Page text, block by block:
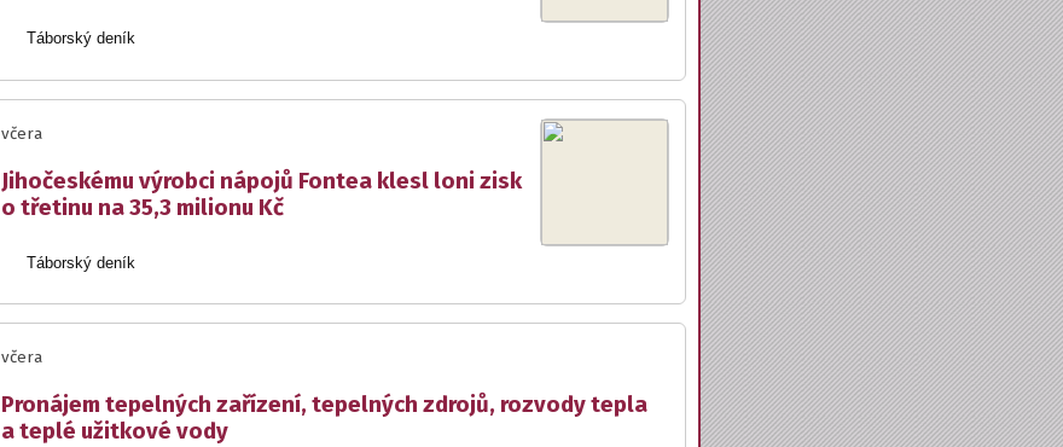
Táborský deník
včera
Jihočeskému výrobci nápojů Fontea klesl loni zisk
o třetinu na 35,3 milionu Kč
Táborský deník
včera
Pronájem tepelných zařízení, tepelných zdrojů, rozvody tepla
a teplé užitkové vody